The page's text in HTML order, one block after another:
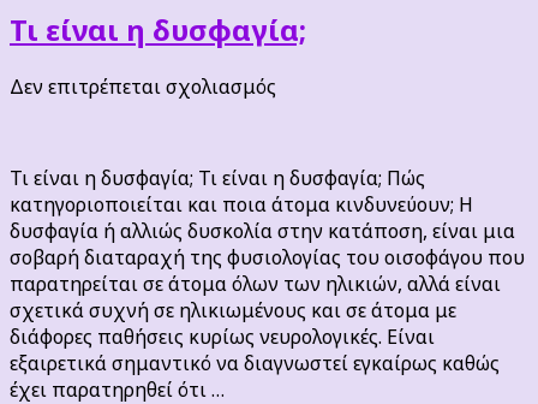
Τι είναι η δυσφαγία;
Δεν επιτρέπεται σχολιασμός
δυσφαγία;
Τι είναι η δυσφαγία; Τι είναι η δυσφαγία; Πώς
κατηγοριοποιείται και ποια άτομα κινδυνεύουν; Η
δυσφαγία ή αλλιώς δυσκολία στην κατάποση, είναι μια
σοβαρή διαταραχή της φυσιολογίας του οισοφάγου που
παρατηρείται σε άτομα όλων των ηλικιών, αλλά είναι
σχετικά συχνή σε ηλικιωμένους και σε άτομα με
διάφορες παθήσεις κυρίως νευρολογικές. Είναι
εξαιρετικά σημαντικό να διαγνωστεί εγκαίρως καθώς
έχει παρατηρηθεί ότι …